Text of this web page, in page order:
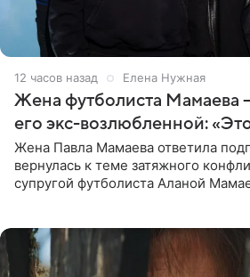
12 часов назад Елена Нужная
Жена футболиста Мамаева
его экс-возлюбленной:
Жена Павла Мамаева ответила
вернулась к теме затяжного
супругой футболиста Аланой